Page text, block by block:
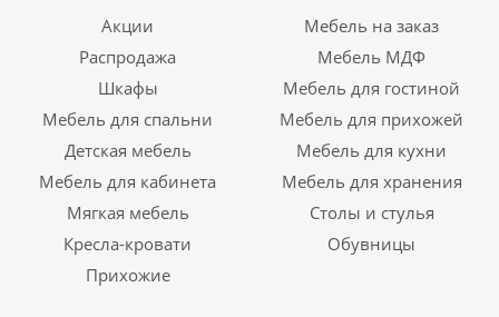
Акции
Мебель на заказ
Распродажа
Мебель МДФ
Шкафы
Мебель для гостиной
Мебель для спальни
Мебель для прихожей
Детская мебель
Мебель для кухни
Мебель для кабинета
Мебель для хранения
Мягкая мебель
Столы и стулья
Кресла-кровати
Обувницы
Прихожие